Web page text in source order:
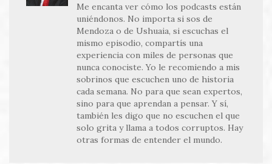
Me encanta ver cómo los podcasts están
uniéndonos. No importa si sos de
Mendoza o de Ushuaia, si escuchas el
mismo episodio, compartís una
experiencia con miles de personas que
nunca conociste. Yo le recomiendo a mis
sobrinos que escuchen uno de historia
cada semana. No para que sean expertos,
sino para que aprendan a pensar. Y sí,
también les digo que no escuchen el que
solo grita y llama a todos corruptos. Hay
otras formas de entender el mundo.